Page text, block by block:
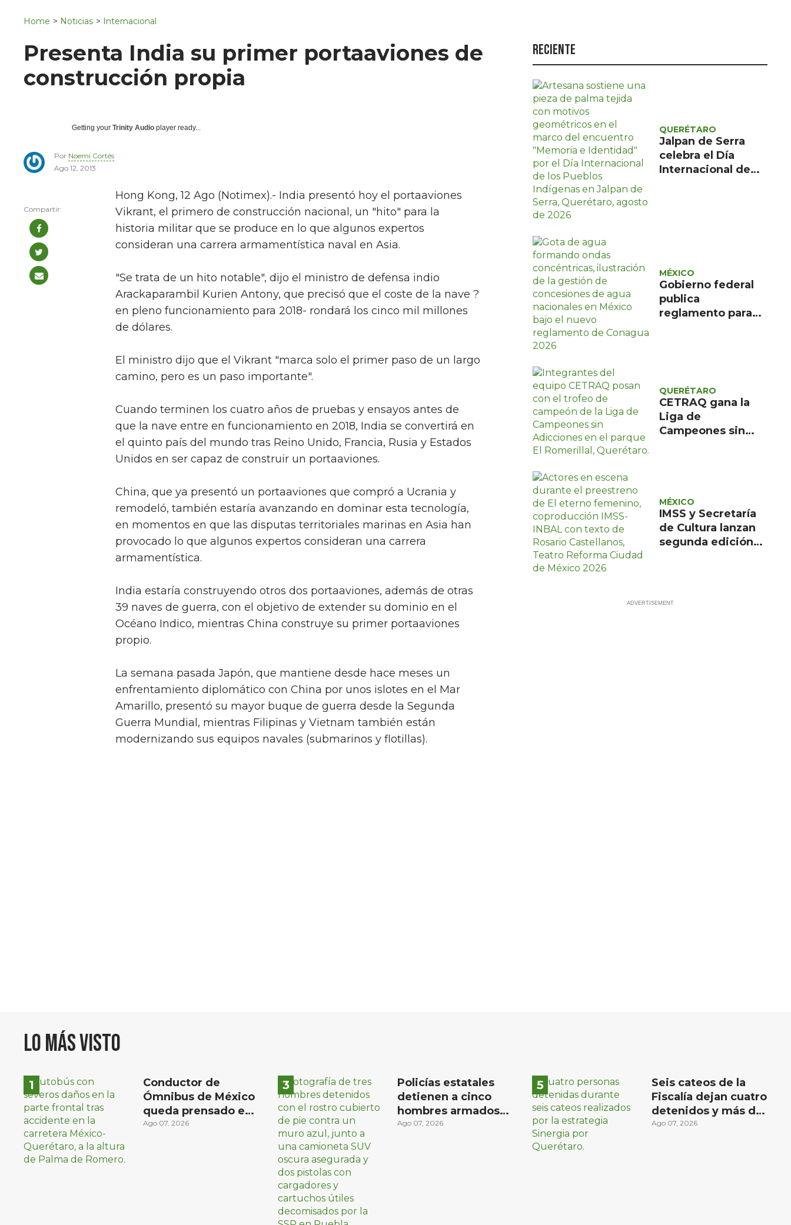
Política
Turismo
Estilo de vida
Opinión
Home > Noticias > Internacional
Presenta India su primer portaaviones de
construcción propia
Getting your Trinity Audio player ready...
Por Noemi Cortés
Ago 12, 2013
Hong Kong, 12 Ago (Notimex).- India presentó hoy el portaaviones
Vikrant, el primero de construcción nacional, un "hito" para la
historia militar que se produce en lo que algunos expertos
consideran una carrera armamentística naval en Asia.
"Se trata de un hito notable", dijo el ministro de defensa indio
Arackaparambil Kurien Antony, que precisó que el coste de la nave ?
en pleno funcionamiento para 2018- rondará los cinco mil millones
de dólares.
El ministro dijo que el Vikrant "marca solo el primer paso de un largo
camino, pero es un paso importante".
Cuando terminen los cuatro años de pruebas y ensayos antes de
que la nave entre en funcionamiento en 2018, India se convertirá en
el quinto país del mundo tras Reino Unido, Francia, Rusia y Estados
Unidos en ser capaz de construir un portaaviones.
China, que ya presentó un portaaviones que compró a Ucrania y
remodeló, también estaría avanzando en dominar esta tecnología,
en momentos en que las disputas territoriales marinas en Asia han
provocado lo que algunos expertos consideran una carrera
armamentística.
India estaría construyendo otros dos portaaviones, además de otras
39 naves de guerra, con el objetivo de extender su dominio en el
Océano Indico, mientras China construye su primer portaaviones
propio.
La semana pasada Japón, que mantiene desde hace meses un
enfrentamiento diplomático con China por unos islotes en el Mar
Amarillo, presentó su mayor buque de guerra desde la Segunda
Guerra Mundial, mientras Filipinas y Vietnam también están
modernizando sus equipos navales (submarinos y flotillas).
Reciente
QUERÉTARO
Jalpan de Serra
celebra el Día
Internacional de
MÉXICO
Gobierno federal
publica
reglamento para
QUERÉTARO
CETRAQ gana la
Liga de
Campeones sin
MÉXICO
IMSS y Secretaría
de Cultura lanzan
segunda edición
Lo más visto
Conductor de
Ómnibus de México
queda prensado en
choque con
Ago 07, 2026
Policías estatales
detienen a cinco
hombres armados
en Puebla capital
Ago 07, 2026
Seis cateos de la
Fiscalía dejan cuatro
detenidos y más de
mil dosis
Ago 07, 2026